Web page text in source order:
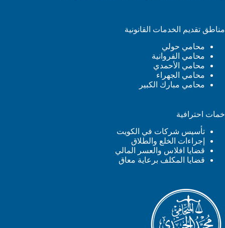
مناطق تقديم الخدمات القانونية
محامي حولي
محامي الفروانية
محامي الأحمدي
محامي الجهراء
محامي مبارك الكبير
خمات احترافية
تأسيس شركات في الكويت
إجراءات الخلع والطلاق
قضايا افلاس والعسر المالي
قضايا المكلف برعاية معاق